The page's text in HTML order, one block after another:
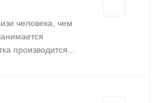
человека, чем
производится...